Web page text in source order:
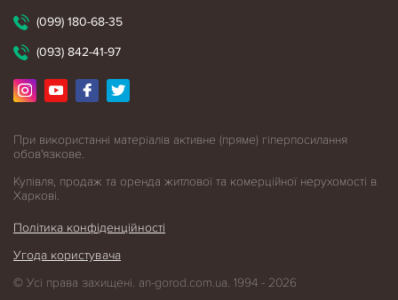
(099) 180-68-35
(093) 842-41-97
При використанні матеріалів активне (пряме) гіперпосилання
обов'язкове.
Купівля, продаж та оренда житлової та комерційної нерухомості в
Харкові.
Політика конфіденційності
Угода користувача
© Усі права захищені. an-gorod.com.ua. 1994 - 2026